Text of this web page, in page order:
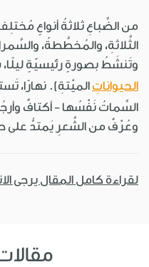
من الضِّباعِ ثلاثةُ أنواعٍ
الثَّلاثةِ، والمُخطَّطةُ،
وتَنشَطُ بصورةٍ رئيسيّةٍ ليلًا،
الحيواناتِالميْتةِ). نهارًا،
السِّماتُ نَفْسُها - أكتافٌ
وعُرْفٌ من الشَّعرِ يَمتدُّ على
لقراءة كامل المقال يرجى